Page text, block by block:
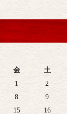
金
土
1
2
8
9
15 16